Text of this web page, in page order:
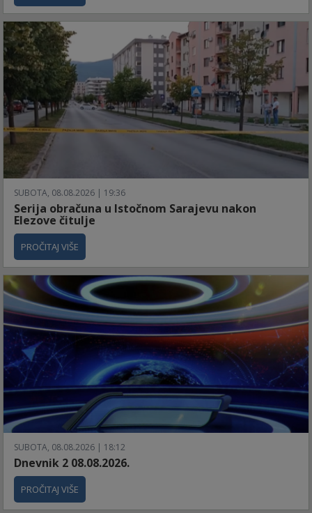
SUBOTA, 08.08.2026 | 19:36
Serija obračuna u Istočnom Sarajevu nakon
Elezove čitulje
PROČITAJ VIŠE
SUBOTA, 08.08.2026 | 18:12
Dnevnik 2 08.08.2026.
PROČITAJ VIŠE